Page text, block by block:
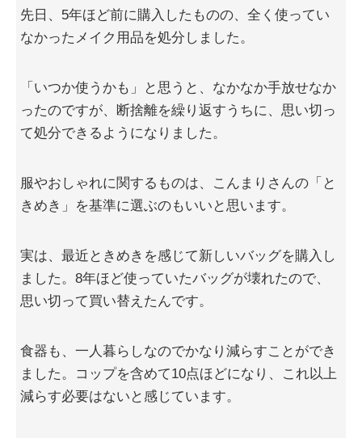
先日、5年ほど前に購入したものの、全く使ってい
なかったメイク用品を処分しました。
「いつか使うかも」と思うと、なかなか手放せなか
ったのですが、断捨離を繰り返すうちに、思い切っ
て処分できるようになりました。
服やおしゃれに関するものは、こんまりさんの「と
きめき」を基準に選ぶのもいいと思います。
実は、最近ときめきを感じて新しいバッグを購入し
ました。8年ほど使っていたバッグが壊れたので、
思い切って買い替えたんです。
食器も、一人暮らしなのでかなり減らすことができ
ました。コップを含めて10点ほどになり、これ以上
減らす必要はないと感じています。